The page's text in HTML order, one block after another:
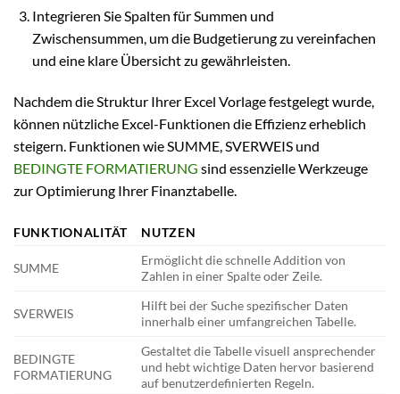
Integrieren Sie Spalten für Summen und
Zwischensummen, um die Budgetierung zu vereinfachen
und eine klare Übersicht zu gewährleisten.
Nachdem die Struktur Ihrer Excel Vorlage festgelegt wurde,
können nützliche Excel-Funktionen die Effizienz erheblich
steigern. Funktionen wie SUMME, SVERWEIS und
BEDINGTE FORMATIERUNG sind essenzielle Werkzeuge
zur Optimierung Ihrer Finanztabelle.
FUNKTIONALITÄT NUTZEN
SUMME
Ermöglicht die schnelle Addition von
Zahlen in einer Spalte oder Zeile.
SVERWEIS
Hilft bei der Suche spezifischer Daten
innerhalb einer umfangreichen Tabelle.
BEDINGTE
FORMATIERUNG
Gestaltet die Tabelle visuell ansprechender
und hebt wichtige Daten hervor basierend
auf benutzerdefinierten Regeln.